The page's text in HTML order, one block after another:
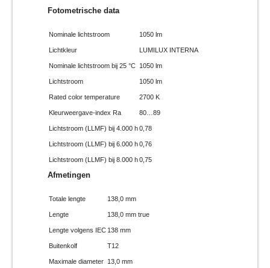
Fotometrische data
Nominale lichtstroom 1050 lm
Lichtkleur LUMILUX INTERNA
Nominale lichtstroom bij 25 °C 1050 lm
Lichtstroom 1050 lm
Rated color temperature 2700 K
Kleurweergave-index Ra 80…89
Lichtstroom (LLMF) bij 4.000 h0,78
Lichtstroom (LLMF) bij 6.000 h0,76
Lichtstroom (LLMF) bij 8.000 h0,75
Afmetingen
Totale lengte 138,0 mm
Lengte 138,0 mm true
Lengte volgens IEC 138 mm
Buitenkolf T12
Maximale diameter 13,0 mm